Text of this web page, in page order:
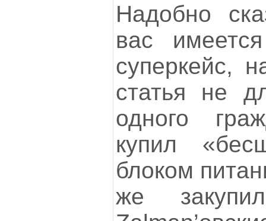
Надобно
вас
суперкейс,
статья не
одного
купил
блоком
же